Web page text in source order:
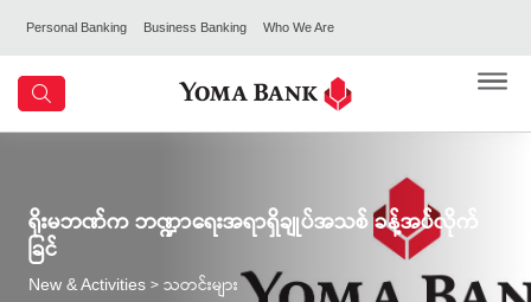
Personal Banking Business Banking Who We Are
ရိုးမဘဏ်က ဘဏ္ဍာရေးအရာရှိချုပ်အသစ် ခန့်အပ်လိုက်
ခြင်
New & Activities > သတင်းများ